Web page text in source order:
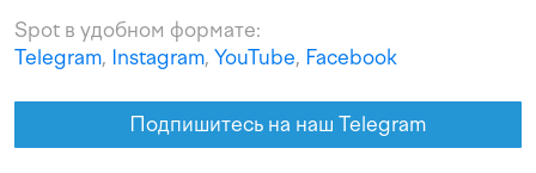
Spot в удобном формате:
Telegram, Instagram, YouTube, Facebook
Подпишитесь на наш Telegram